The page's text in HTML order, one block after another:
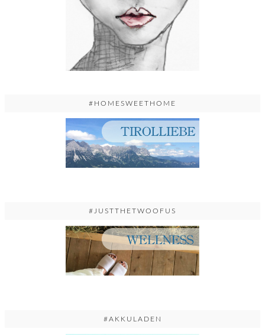
#HOMESWEETHOME
#JUSTTHETWOOFUS
#AKKULADEN